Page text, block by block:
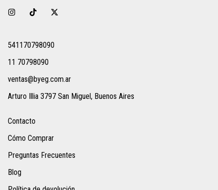
541170798090
11 70798090
ventas@byeg.com.ar
Arturo Illia 3797 San Miguel, Buenos Aires
Contacto
Cómo Comprar
Preguntas Frecuentes
Blog